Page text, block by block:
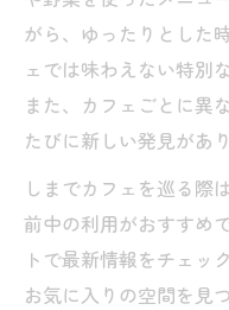
がら、ゆったりとした
ェでは味わえない特別
また、カフェごとに異
たびに新しい発見があ
しまでカフェを巡る際
前中の利用がおすすめ
トで最新情報をチェッ
お気に入りの空間を見